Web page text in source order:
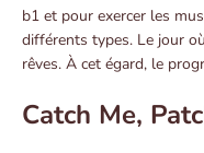
b1 et pour exercer les
différents types. Le jour
rêves. À cet égard, le
Catch Me,